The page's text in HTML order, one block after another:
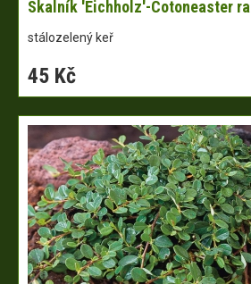
Skalník 'Eichholz'-Cotoneaster
stálozelený keř
45 Kč